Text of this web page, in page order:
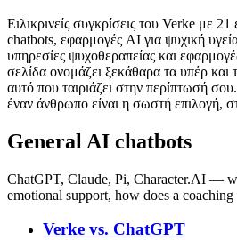
Ειλικρινείς συγκρίσεις του Verke με
chatbots, εφαρμογές AI για ψυχική
υπηρεσίες ψυχοθεραπείας και
σελίδα ονομάζει ξεκάθαρα τα υπέρ και
αυτό που ταιριάζει στην περίπτωσή
έναν άνθρωπο είναι η σωστή επιλογή,
General AI chatbots
ChatGPT, Claude, Pi, Character.AI —
emotional support, how does a
Verke vs. ChatGPT